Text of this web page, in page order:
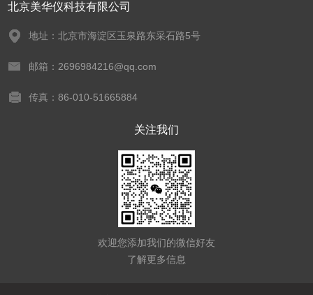
北京美华仪科技有限公司
地址：北京市海淀区玉泉路东采石路5号
邮箱：2696984216@qq.com
传真：86-010-51665884
关注我们
欢迎您添加我们的微信好友
了解更多信息